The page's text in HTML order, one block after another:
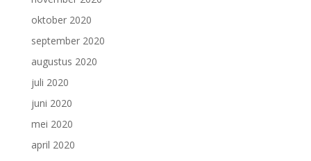
oktober 2020
september 2020
augustus 2020
juli 2020
juni 2020
mei 2020
april 2020